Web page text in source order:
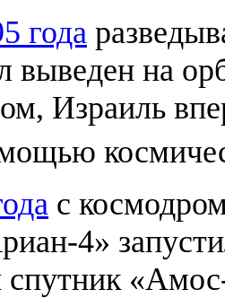
года
выведен на
Израиль
с
4»
спутник